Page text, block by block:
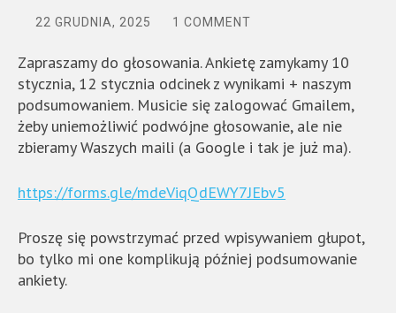
22 GRUDNIA, 2025 1 COMMENT
Zapraszamy do głosowania. Ankietę zamykamy 10
stycznia, 12 stycznia odcinek z wynikami + naszym
podsumowaniem. Musicie się zalogować Gmailem,
żeby uniemożliwić podwójne głosowanie, ale nie
zbieramy Waszych maili (a Google i tak je już ma).
https://forms.gle/mdeViqQdEWY7JEbv5
Proszę się powstrzymać przed wpisywaniem głupot,
bo tylko mi one komplikują później podsumowanie
ankiety.